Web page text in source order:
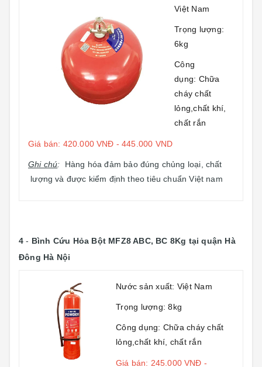
Việt Nam
Trọng lượng:
6kg
Công
dụng: Chữa
cháy chất
lỏng,chất khí,
chất rắn
Giá bán: 420.000 VNĐ - 445.000 VND
Ghi chú: Hàng hóa đảm bảo đúng chủng loại, chất
lượng và được kiểm định theo tiêu chuẩn Việt nam
4 - Bình Cứu Hỏa Bột MFZ8 ABC, BC 8Kg tại quận Hà
Đông Hà Nội
Nước sản xuất: Việt Nam
Trọng lượng: 8kg
Công dụng: Chữa cháy chất
lỏng,chất khí, chất rắn
Giá bán: 245.000 VNĐ -